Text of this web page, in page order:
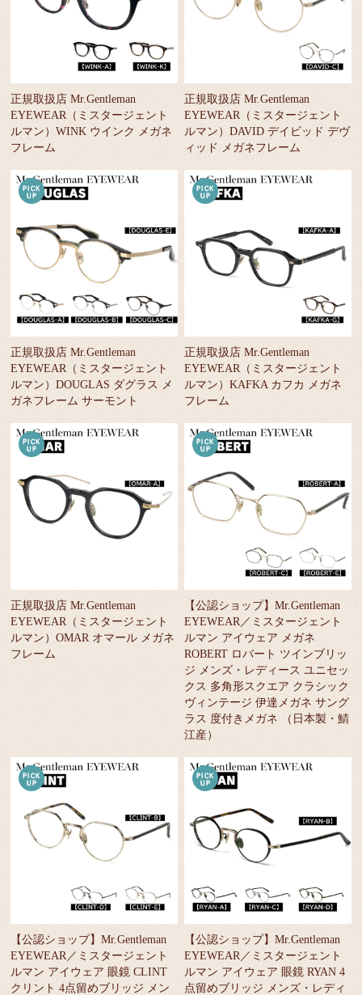
正規取扱店 Mr.Gentleman
EYEWEAR（ミスタージェント
ルマン）WINK ウインク メガネ
フレーム
正規取扱店 Mr.Gentleman
EYEWEAR（ミスタージェント
ルマン）DAVID デイビッド デヴ
ィッド メガネフレーム
正規取扱店 Mr.Gentleman
EYEWEAR（ミスタージェント
ルマン）DOUGLAS ダグラス メ
ガネフレーム サーモント
正規取扱店 Mr.Gentleman
EYEWEAR（ミスタージェント
ルマン）KAFKA カフカ メガネ
フレーム
正規取扱店 Mr.Gentleman
EYEWEAR（ミスタージェント
ルマン）OMAR オマール メガネ
フレーム
【公認ショップ】Mr.Gentleman
EYEWEAR／ミスタージェント
ルマン アイウェア メガネ
ROBERT ロバート ツインブリッ
ジ メンズ・レディース ユニセッ
クス 多角形スクエア クラシック
ヴィンテージ 伊達メガネ サング
ラス 度付きメガネ （日本製・鯖
江産）
【公認ショップ】Mr.Gentleman
EYEWEAR／ミスタージェント
ルマン アイウェア 眼鏡 CLINT
クリント 4点留めブリッジ メン
【公認ショップ】Mr.Gentleman
EYEWEAR／ミスタージェント
ルマン アイウェア 眼鏡 RYAN 4
点留めブリッジ メンズ・レディ